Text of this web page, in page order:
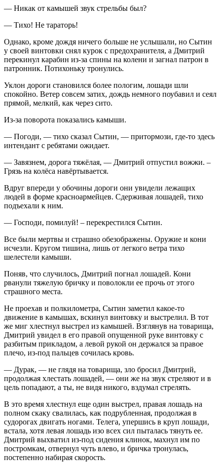
— Никак от камышей звук стрельбы был?
— Тихо! Не тараторь!
Однако, кроме дождя ничего больше не услышали, но Сытин
у своей винтовки снял курок с предохранителя, а Дмитрий
перекинул карабин из-за спины на колени и загнал патрон в
патронник. Потихоньку тронулись.
Уклон дороги становился более пологим, лошади шли
спокойно. Ветер совсем затих, дождь немного поубавил и сеял
прямой, мелкий, как через сито.
Из-за поворота показались камыши.
— Погоди, — тихо сказал Сытин, — притормози, где-то здесь
интендант с ребятами ожидает.
— Завязнем, дорога тяжёлая, — Дмитрий отпустил вожжи. –
Грязь на колёса навёртывается.
Вдруг впереди у обочины дороги они увидели лежащих
людей в форме красноармейцев. Сдерживая лошадей, тихо
подъехали к ним.
— Господи, помилуй! – перекрестился Сытин.
Все были мертвы и страшно обезображены. Оружие и кони
исчезли. Кругом тишина, лишь от легкого ветра тихо
шелестели камыши.
Поняв, что случилось, Дмитрий погнал лошадей. Кони
рванули тяжелую бричку и поволокли ее прочь от этого
страшного места.
Не проехав и полкилометра, Сытин заметил какое-то
движение в камышах, вскинул винтовку и выстрелил. В тот
же миг хлестнул выстрел из камышей. Взглянув на товарища,
Дмитрий увидел в его правой опущенной руке винтовку с
разбитым прикладом, а левой рукой он держался за правое
плечо, из-под пальцев сочилась кровь.
— Дурак, — не глядя на товарища, зло бросил Дмитрий,
продолжая хлестать лошадей, — они же на звук стреляют и в
цель попадают, а ты, не видя никого, вздумал стрелять.
В это время хлестнул еще один выстрел, правая лошадь на
полном скаку свалилась, как подрубленная, продолжая в
судорогах двигать ногами. Телега, упершись в круп лошади,
встала, хотя левая лошадь изо всех сил пыталась тянуть ее.
Дмитрий выхватил из-под сидения клинок, махнул им по
постромкам, отвернул чуть влево, и бричка тронулась,
постепенно набирая скорость.